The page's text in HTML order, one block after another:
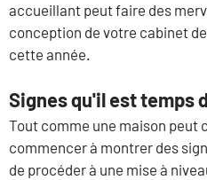
accueillant peut faire des
conception de votre cabinet
cette année.
Signes qu'il est temps
Tout comme une maison peut
commencer à montrer des
de procéder à une mise à